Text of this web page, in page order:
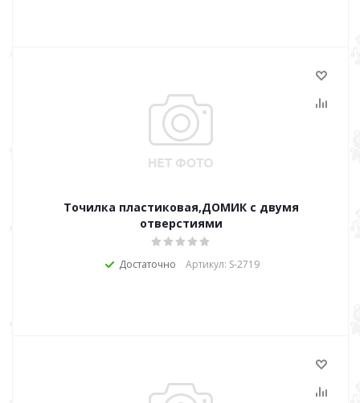
Точилка пластиковая,ДОМИК с двумя
отверстиями
Достаточно Артикул: S-2719